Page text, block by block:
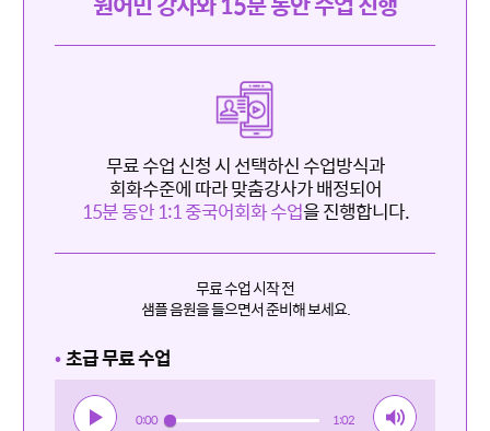
무료 수업 신청 시 선택하신 수업방식과
회화수준에 따라 맞춤강사가 배정되어
15분 동안 1:1 중국어회화 수업을 진행합니다.
무료 수업 시작 전
샘플 음원을 들으면서 준비해 보세요.
•초급 무료 수업
0:00 1:02